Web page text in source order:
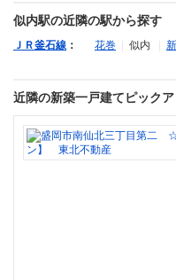
似内駅の近隣の駅から探す
ＪＲ釜石線 ： 花巻 似内
近隣の新築一戸建てピック